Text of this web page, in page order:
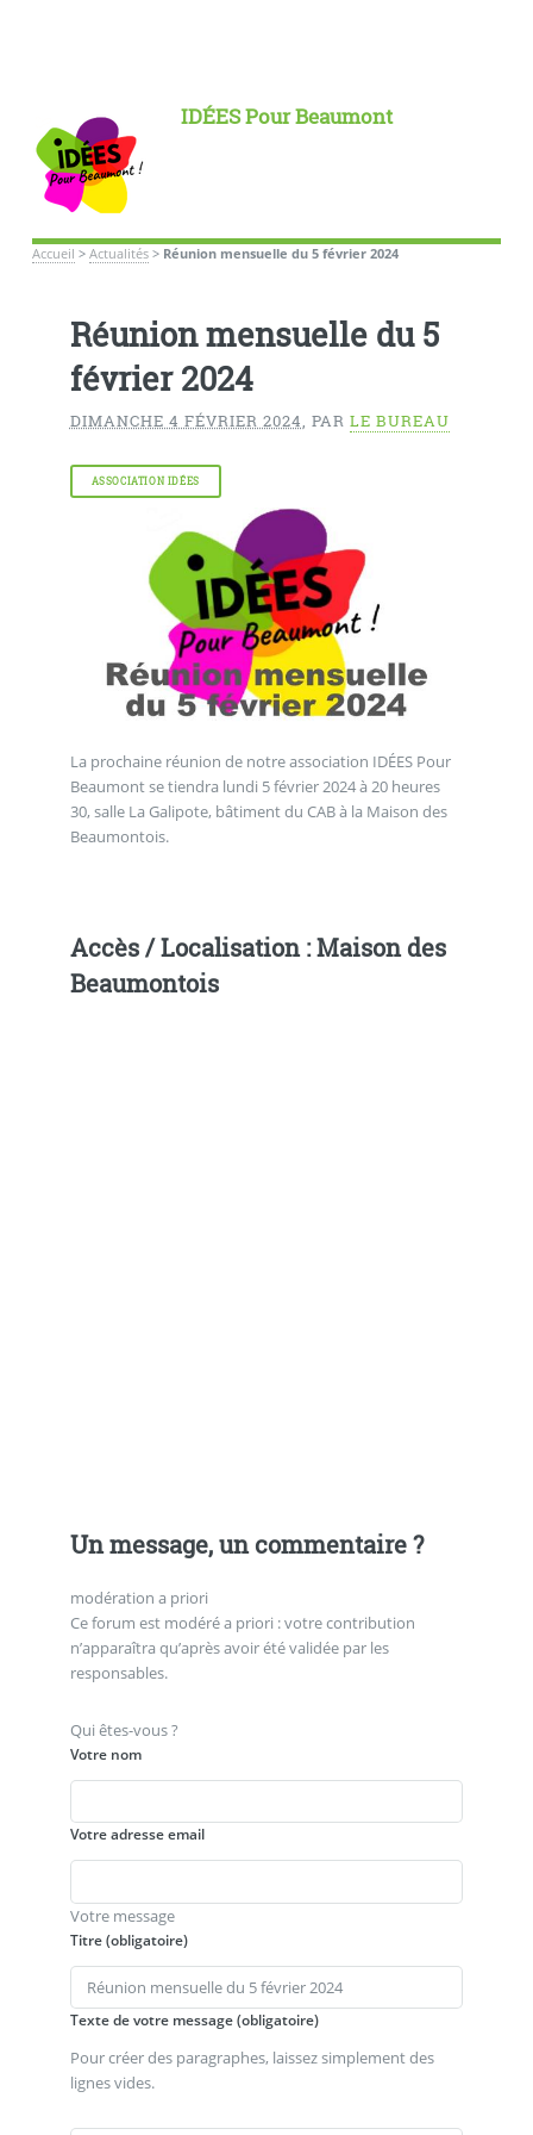
IDÉES Pour Beaumont
Accueil > Actualités> Réunion mensuelle du 5 février 2024
Réunion mensuelle du 5
février 2024
DIMANCHE 4 FÉVRIER 2024, PAR LE BUREAU
ASSOCIATION IDÉES
La prochaine réunion de notre association IDÉES Pour
Beaumont se tiendra lundi 5 février 2024 à 20 heures
30, salle La Galipote, bâtiment du CAB à la Maison des
Beaumontois.
Accès / Localisation : Maison des
Beaumontois
Un message, un commentaire ?
modération a priori
Ce forum est modéré a priori : votre contribution
n’apparaîtra qu’après avoir été validée par les
responsables.
Qui êtes-vous ?
Votre nom
Votre adresse email
Votre message
Titre (obligatoire)
Texte de votre message (obligatoire)
Pour créer des paragraphes, laissez simplement des
lignes vides.